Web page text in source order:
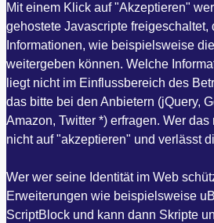
Mit einem Klick auf "Akzeptieren"
gehostete Javascripte freigeschaltet,
Informationen, wie beispielsweise
weitergeben können. Welche
liegt nicht im Einflussbereich des
das bitte bei den Anbietern (jQuery,
Amazon, Twitter *) erfragen. Wer
nicht auf "akzeptieren" und verlässt
Wer wer seine Identität im Web
Erweiterungen wie beispielsweise
ScriptBlock und kann dann Skripte